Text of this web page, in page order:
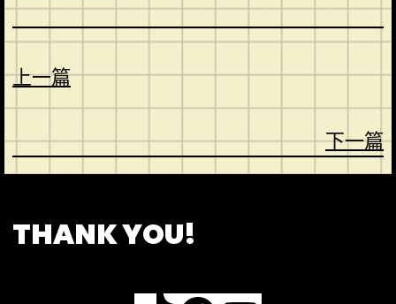
上一篇
下一篇
THANK YOU!